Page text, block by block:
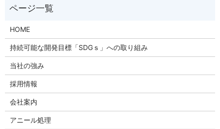
HOME
持続可能な開発目標「SDGｓ」への取り組み
当社の強み
採用情報
会社案内
アニール処理